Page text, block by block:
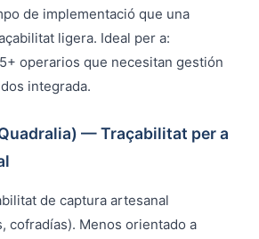
de implementació que una
ligera. Ideal per a:
operarios que necesitan gestión
integrada.
— Traçabilitat per a
de captura artesanal
cofradías). Menos orientado a